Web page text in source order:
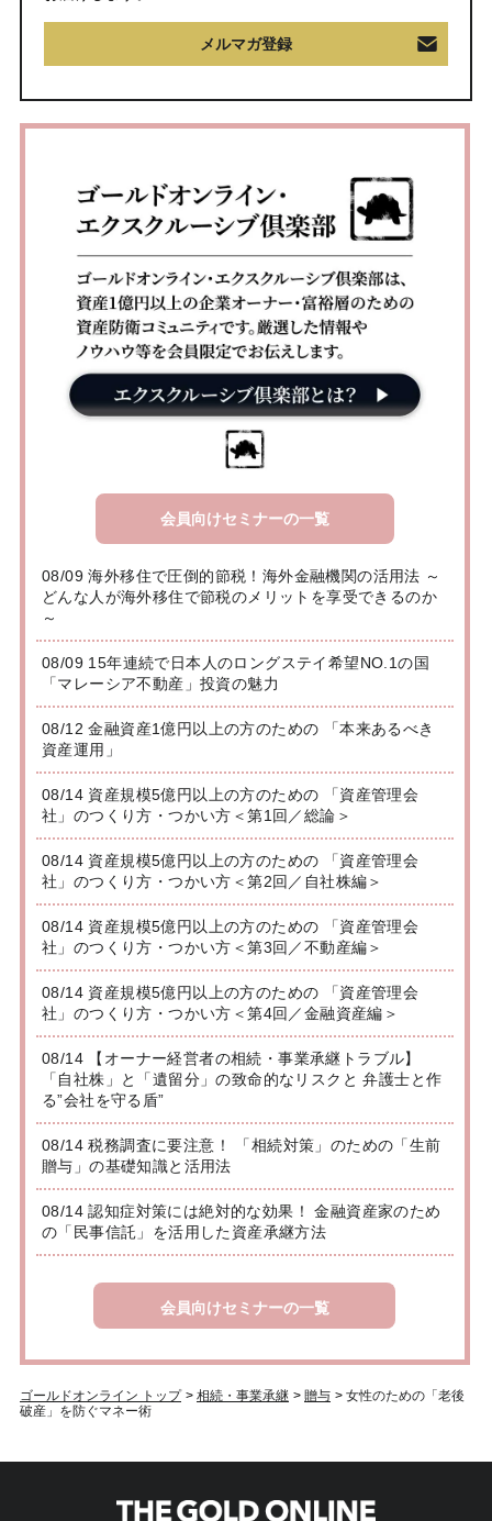
メルマガ登録
会員向けセミナーの一覧
08/09 海外移住で圧倒的節税！海外金融機関の活用法 ～
どんな人が海外移住で節税のメリットを享受できるのか
～
08/09 15年連続で日本人のロングステイ希望NO.1の国
「マレーシア不動産」投資の魅力
08/12 金融資産1億円以上の方のための 「本来あるべき
資産運用」
08/14 資産規模5億円以上の方のための 「資産管理会
社」のつくり方・つかい方＜第1回／総論＞
08/14 資産規模5億円以上の方のための 「資産管理会
社」のつくり方・つかい方＜第2回／自社株編＞
08/14 資産規模5億円以上の方のための 「資産管理会
社」のつくり方・つかい方＜第3回／不動産編＞
08/14 資産規模5億円以上の方のための 「資産管理会
社」のつくり方・つかい方＜第4回／金融資産編＞
08/14 【オーナー経営者の相続・事業承継トラブル】
「自社株」と「遺留分」の致命的なリスクと 弁護士と作
る”会社を守る盾”
08/14 税務調査に要注意！ 「相続対策」のための「生前
贈与」の基礎知識と活用法
08/14 認知症対策には絶対的な効果！ 金融資産家のため
の「民事信託」を活用した資産承継方法
会員向けセミナーの一覧
ゴールドオンライン トップ > 相続・事業承継 > 贈与 > 女性のための「老後
破産」を防ぐマネー術